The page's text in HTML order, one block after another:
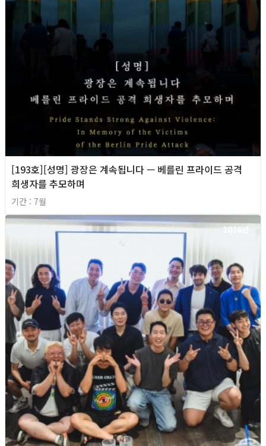
[193호][성명] 광장은 계속됩니다 — 베를린 프라이드 공격
희생자를 추모하며
기간 : 7월
2026년